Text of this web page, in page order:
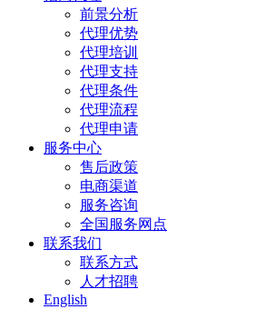
前景分析
代理优势
代理培训
代理支持
代理条件
代理流程
代理申请
服务中心
售后政策
电商渠道
服务咨询
全国服务网点
联系我们
联系方式
人才招聘
English